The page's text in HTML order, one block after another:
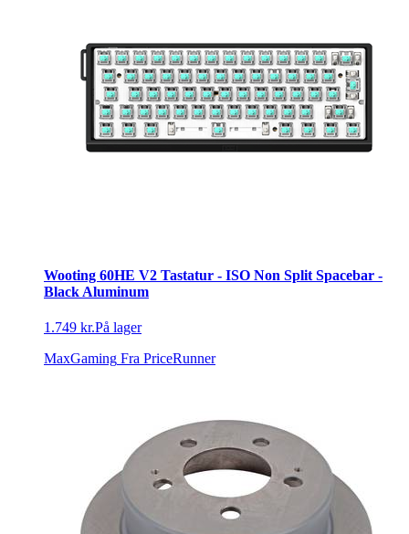
Wooting 60HE V2 Tastatur - ISO Non Split Spacebar -
Black Aluminum
1.749 kr.På lager
MaxGaming Fra PriceRunner